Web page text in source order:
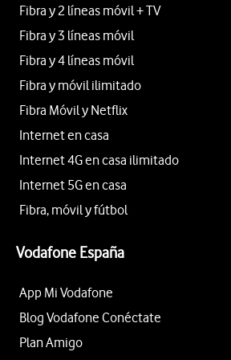
Fibra y 2 líneas móvil + TV
Fibra y 3 líneas móvil
Fibra y 4 líneas móvil
Fibra y móvil ilimitado
Fibra Móvil y Netflix
Internet en casa
Internet 4G en casa ilimitado
Internet 5G en casa
Fibra, móvil y fútbol
Vodafone España
App Mi Vodafone
Blog Vodafone Conéctate
Plan Amigo